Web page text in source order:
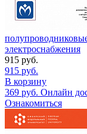
электроснабжения
915 руб.
915 руб.
В корзину
369 руб. Онлайн
Ознакомиться